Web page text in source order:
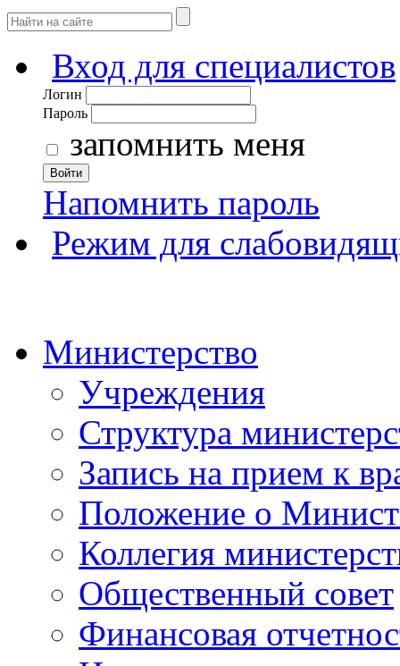
Вход для специалистов
Логин
Пароль
запомнить меня
Войти
Напомнить пароль
Режим для
Министерство
Учреждения
Структура
Запись на прием к
Положение о
Коллегия
Общественный совет
Финансовая